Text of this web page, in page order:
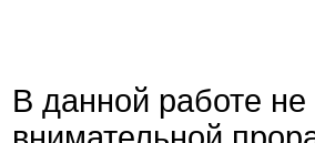
В данной работе